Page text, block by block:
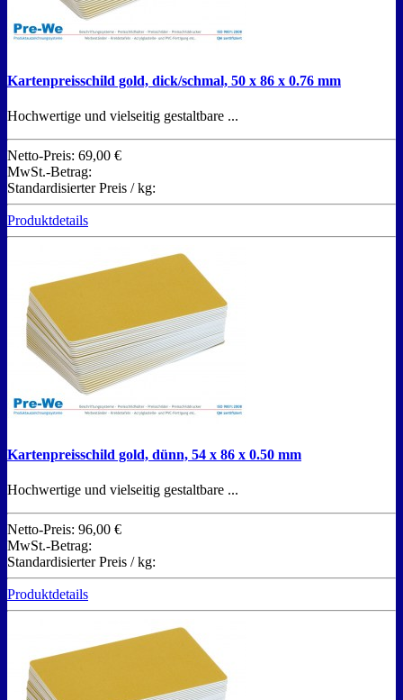
Kartenpreisschild gold, dick/schmal, 50 x 86 x 0.76 mm
Hochwertige und vielseitig gestaltbare ...
Netto-Preis: 69,00 €
MwSt.-Betrag:
Standardisierter Preis / kg:
Produktdetails
Kartenpreisschild gold, dünn, 54 x 86 x 0.50 mm
Hochwertige und vielseitig gestaltbare ...
Netto-Preis: 96,00 €
MwSt.-Betrag:
Standardisierter Preis / kg:
Produktdetails